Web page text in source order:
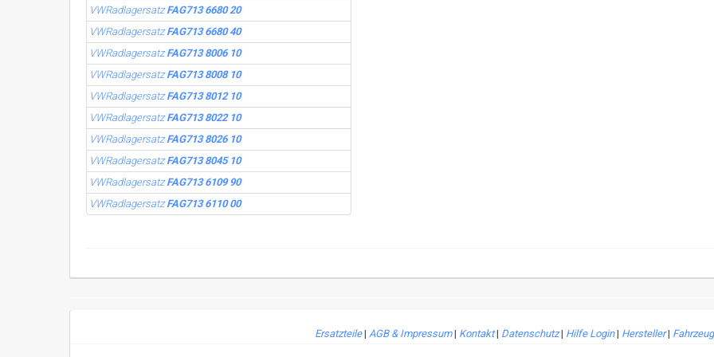
VWRadlagersatzFAG713 6680 20
VWRadlagersatzFAG713 6680 40
VWRadlagersatzFAG713 8006 10
VWRadlagersatzFAG713 8008 10
VWRadlagersatzFAG713 8012 10
VWRadlagersatzFAG713 8022 10
VWRadlagersatzFAG713 8026 10
VWRadlagersatzFAG713 8045 10
VWRadlagersatzFAG713 6109 90
VWRadlagersatzFAG713 6110 00
Ersatzteile| AGB & Impressum| Kontakt| Datenschutz| Hilfe Login| Hersteller|